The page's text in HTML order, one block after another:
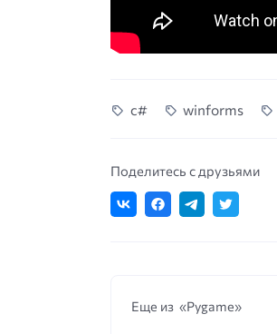
c# winforms
Поделитесь с друзьями
Еще из «Pygame»